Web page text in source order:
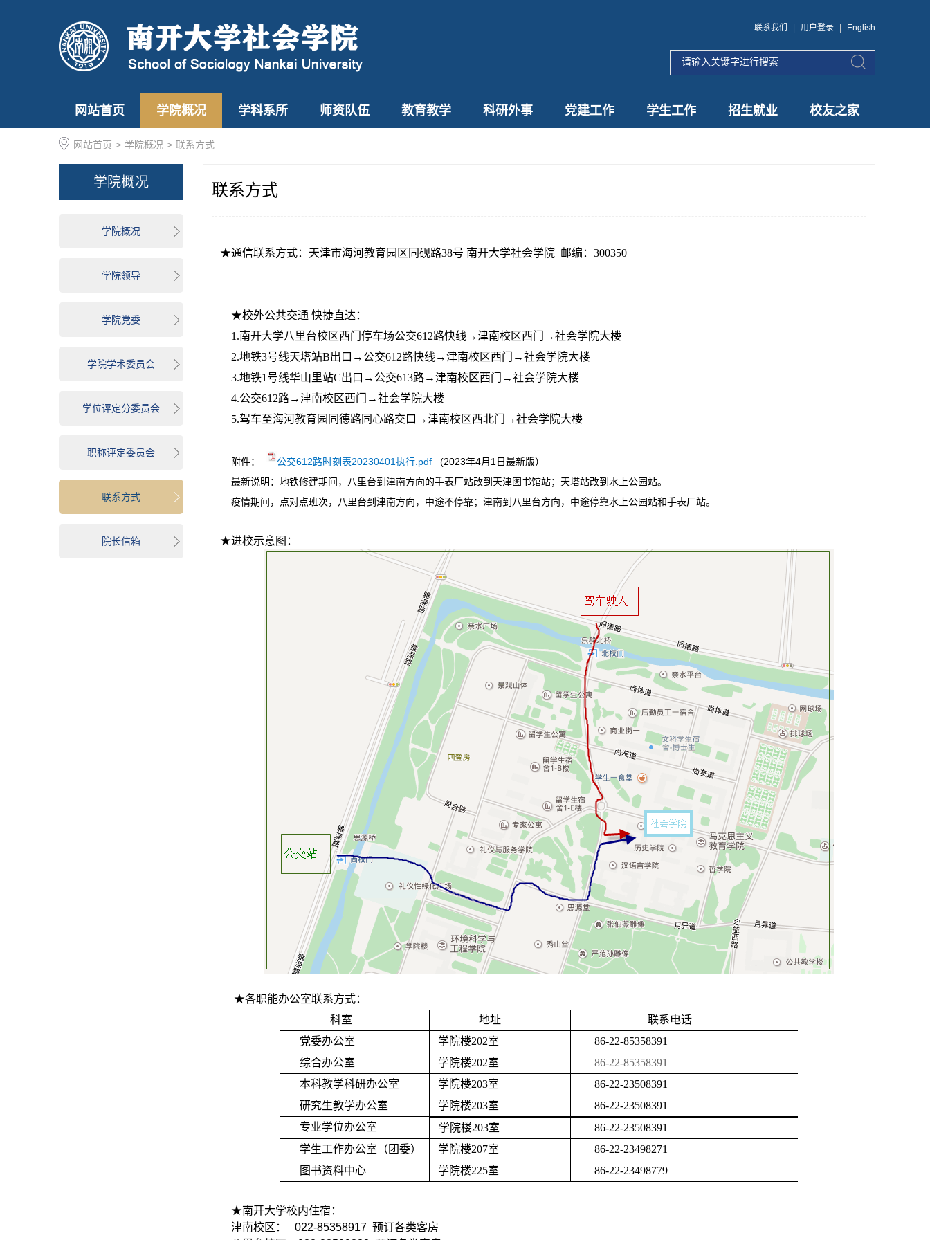
联系我们 用户登录 English
网站首页 学院概况 学科系所 师资队伍 教育教学 科研外事 党建工作 学生工作 招生就业 校友之家
网站首页 > 学院概况 > 联系方式
学院概况
学院概况
学院领导
学院党委
学院学术委员会
学位评定分委员会
职称评定委员会
联系方式
院长信箱
联系方式
★通信联系方式： 天津市海河教育园区同砚路38号 南开大学社会学院 邮编：300350
★校外公共交通 快捷直达：
1.南开大学八里台校区西门停车场公交612路快线→津南校区西门→社会学院大楼
2.地铁3号线天塔站B出口→公交612路快线→津南校区西门→社会学院大楼
3.地铁1号线华山里站C出口→公交613路→津南校区西门→社会学院大楼
4.公交612路→津南校区西门→社会学院大楼
5.驾车至海河教育园同德路同心路交口→津南校区西北门→社会学院大楼
附件： 公交612路时刻表20230401执行.pdf (2023年4月1日最新版）
最新说明：地铁修建期间，八里台到津南方向的手表厂站改到天津图书馆站；天塔站改到水上公园站。
疫情期间，点对点班次，八里台到津南方向，中途不停靠；津南到八里台方向，中途停靠水上公园站和手表厂站。
★进校示意图：
★各职能办公室联系方式：
科室
地址
联系电话
党委办公室
学院楼202室
86-22-85358391
综合办公室
学院楼202室
86-22-85358391
本科教学科研办公室
学院楼203室
86-22-23508391
研究生教学办公室
学院楼203室
86-22-23508391
专业学位办公室
学院楼203室
86-22-23508391
学生工作办公室（团委）
学院楼207室
86-22-23498271
图书资料中心
学院楼225室 86-22-23498779
★南开大学校内住宿：
津南校区： 022-85358917 预订各类客房